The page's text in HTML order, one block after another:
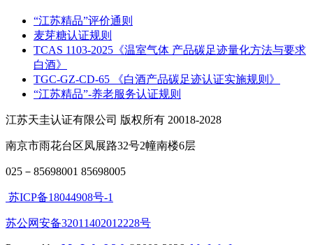
“江苏精品”评价通则
麦芽糖认证规则
TCAS 1103-2025《温室气体 产品碳足迹量化方法与要求
白酒》
TGC-GZ-CD-65 《白酒产品碳足迹认证实施规则》
“江苏精品”-养老服务认证规则
江苏天圭认证有限公司 版权所有 20018-2028
南京市雨花台区凤展路32号2幢南楼6层
025－85698001 85698005
苏ICP备18044908号-1
苏公网安备32011402012228号